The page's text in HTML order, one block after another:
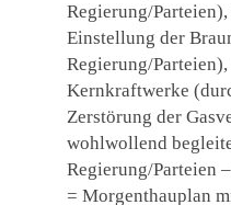
Regierung/
Einstellung der
Regierung/
Kernkraftwerke
Zerstörung der
wohlwollend
Regierung/Parteien
= Morgenthauplan